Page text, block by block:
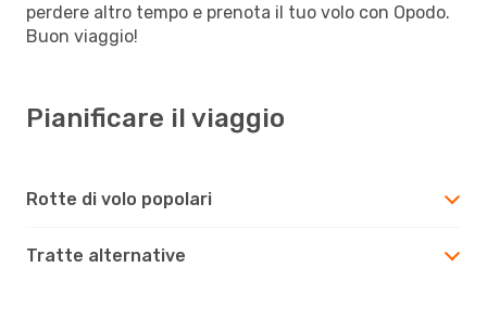
perdere altro tempo e prenota il tuo volo con Opodo.
Buon viaggio!
Pianificare il viaggio
Rotte di volo popolari
Tratte alternative